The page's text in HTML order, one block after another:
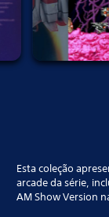
Esta coleção
arcade da série,
AM Show Version